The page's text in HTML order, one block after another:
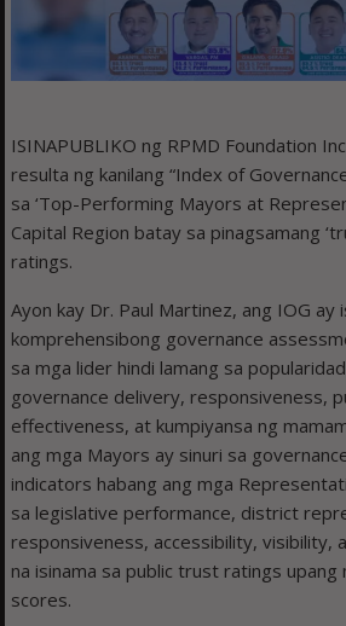
ISINAPUBLIKO ng RPMD Foundation
resulta ng kanilang “Index of
sa ‘Top-Performing Mayors at
Capital Region batay sa pinagsamang
ratings.
Ayon kay Dr. Paul Martinez, ang IOG ay
komprehensibong governance
sa mga lider hindi lamang sa
governance delivery, responsiveness,
effectiveness, at kumpiyansa ng
ang mga Mayors ay sinuri sa
indicators habang ang mga
sa legislative performance, district
responsiveness, accessibility, visibility,
na isinama sa public trust ratings upang
scores.